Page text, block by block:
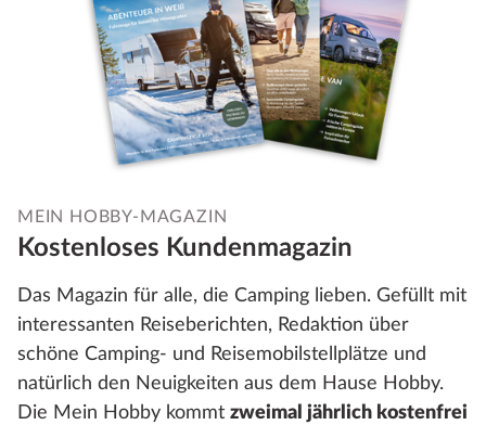
MEIN HOBBY-MAGAZIN
Kostenloses Kundenmagazin
Das Magazin für alle, die Camping lieben. Gefüllt mit
interessanten Reiseberichten, Redaktion über
schöne Camping- und Reisemobilstellplätze und
natürlich den Neuigkeiten aus dem Hause Hobby.
Die Mein Hobby kommt zweimal jährlich kostenfrei